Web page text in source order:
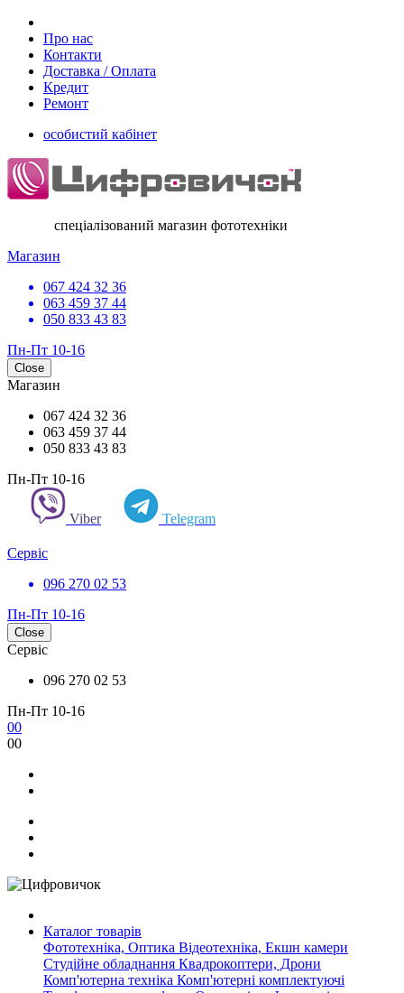
Про нас
Контакти
Доставка / Оплата
Кредит
Ремонт
особистий кабінет
спеціалізований магазин фототехніки
Магазин
067 424 32 36
063 459 37 44
050 833 43 83
Пн-Пт 10-16
Close
Магазин
067 424 32 36
063 459 37 44
050 833 43 83
Пн-Пт 10-16
Viber Telegram
Сервіс
096 270 02 53
Пн-Пт 10-16
Close
Сервіс
096 270 02 53
Пн-Пт 10-16
00
00
Каталог товарів
Фототехніка, Оптика Відеотехніка, Екшн камери
Студійне обладнання Квадрокоптери, Дрони
Комп'ютерна техніка Комп'ютерні комплектуючі